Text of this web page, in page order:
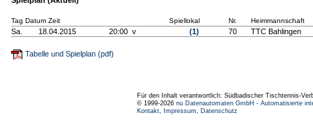
Tag Datum Zeit Spiellokal Nr. Heimmannschaft
Sa. 18.04.2015 20:00 v (1) 70 TTC Bahlingen
Tabelle und Spielplan (pdf)
Für den Inhalt verantwortlich: Südbadischer Tischtennis-
© 1999-2026 nu Datenautomaten GmbH - Automatisierte
Kontakt, Impressum, Datenschutz